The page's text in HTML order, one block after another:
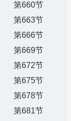
第660节
第663节
第666节
第669节
第672节
第675节
第678节
第681节